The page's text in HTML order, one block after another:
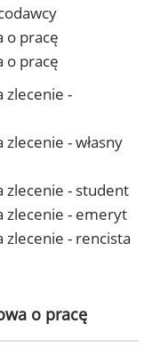
o pracę
o pracę
zlecenie -
- własny
- student
zlecenie - emeryt
- rencista
o pracę